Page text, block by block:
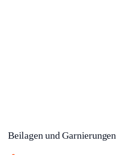
Beilagen und Garnierungen